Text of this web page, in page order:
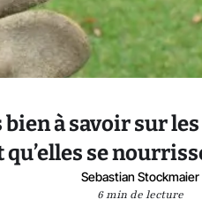
à savoir sur
qu’elles se
Sebastian Stockmaier
6 min de lecture